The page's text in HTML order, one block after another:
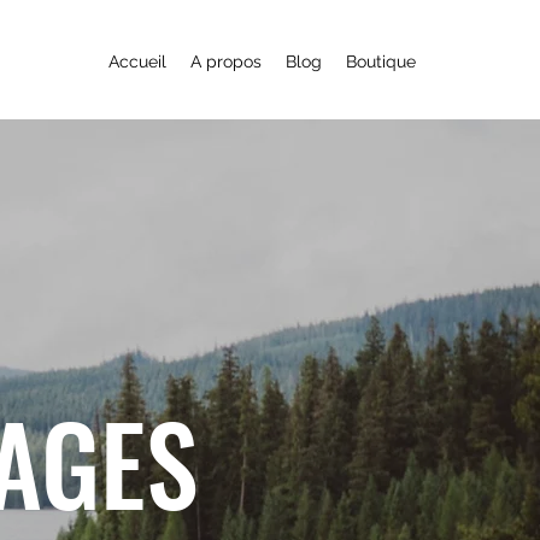
Accueil A propos Blog Boutique